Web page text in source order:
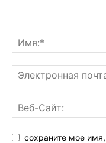
сохраните мое